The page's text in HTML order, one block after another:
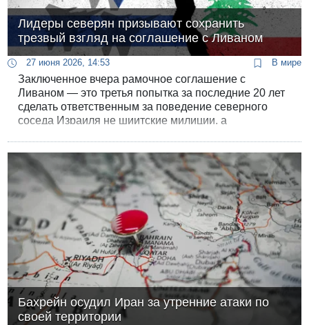
Лидеры северян призывают сохранить
трезвый взгляд на соглашение с Ливаном
27 июня 2026, 14:53 В мире
Заключенное вчера рамочное соглашение с
Ливаном — это третья попытка за последние 20 лет
сделать ответственным за поведение северного
соседа Израиля не шиитские милиции, а
Бахрейн осудил Иран за утренние атаки по
своей территории